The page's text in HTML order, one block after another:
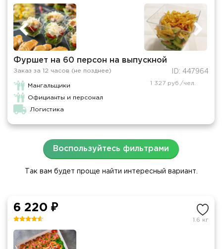
Фуршет на 60 персон на выпускной
Заказ за 12 часов (не позднее) ID: 447964
Мангальщики
Официанты и персонал
Логистика
1 327 руб./чел.
Воспользуйтесь фильтрами
Так вам будет проще найти интересный вариант.
6 220 ₽
1.6 кг